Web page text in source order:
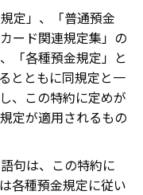
定」、「普通預金
ード関連規定集」の
「各種預金規定」と
とともに同規定と一
、この特約に定めが
定が適用されるもの
句は、この特約に
各種預金規定に従い